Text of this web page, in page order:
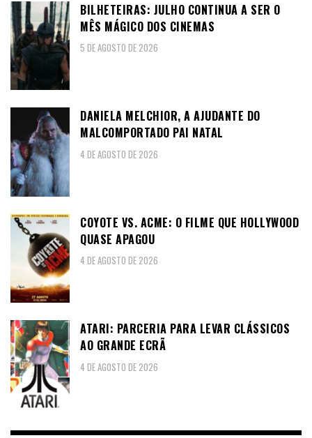
BILHETEIRAS: JULHO CONTINUA A SER O
MÊS MÁGICO DOS CINEMAS
5 DE AGOSTO DE 2026
DANIELA MELCHIOR, A AJUDANTE DO
MALCOMPORTADO PAI NATAL
4 DE AGOSTO DE 2026
COYOTE VS. ACME: O FILME QUE HOLLYWOOD
QUASE APAGOU
4 DE AGOSTO DE 2026
ATARI: PARCERIA PARA LEVAR CLÁSSICOS
AO GRANDE ECRÃ
4 DE AGOSTO DE 2026